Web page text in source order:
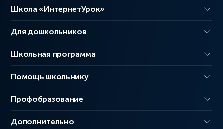
Школа «ИнтернетУрок»
Для дошкольников
Школьная программа
Помощь школьнику
Профобразование
Дополнительно